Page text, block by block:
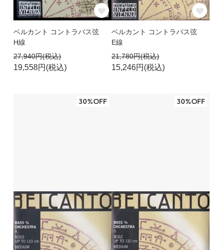
ベルカント コントラバス弦
H線
27,940円(税込)
19,558円(税込)
ベルカント コントラバス弦
E線
21,780円(税込)
15,246円(税込)
30%OFF 30%OFF